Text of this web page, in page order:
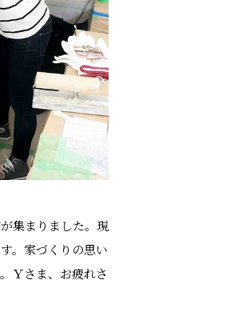
集まりました。現
。家づくりの思い
Ｙさま、お疲れさ